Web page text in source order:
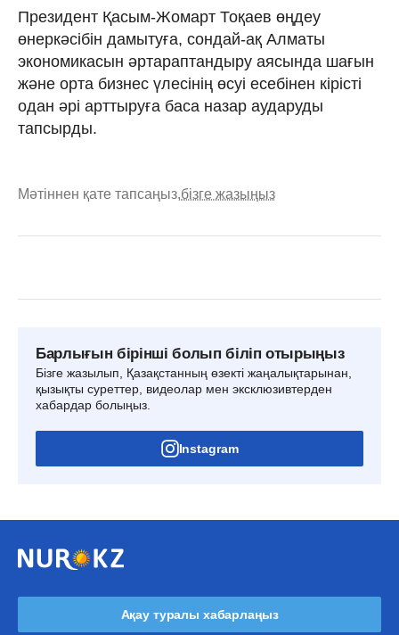
Президент Қасым-Жомарт Тоқаев өңдеу
өнеркәсібін дамытуға, сондай-ақ Алматы
экономикасын әртараптандыру аясында шағын
және орта бизнес үлесінің өсуі есебінен кірісті
одан әрі арттыруға баса назар аударуды
тапсырды.
Мәтіннен қате тапсаңыз,бізге жазыңыз
Барлығын бірінші болып біліп отырыңыз
Бізге жазылып, Қазақстанның өзекті жаңалықтарынан,
қызықты суреттер, видеолар мен эксклюзивтерден
хабардар болыңыз.
Instagram
Ақау туралы хабарлаңыз